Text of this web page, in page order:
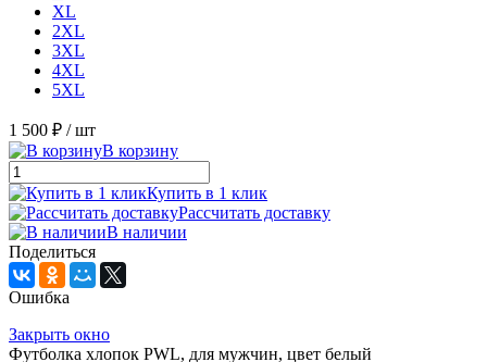
XL
2XL
3XL
4XL
5XL
1 500 ₽ / шт
В корзину
Купить в 1 клик
Рассчитать доставку
В наличии
Поделиться
Ошибка
Закрыть окно
Футболка хлопок PWL, для мужчин, цвет белый